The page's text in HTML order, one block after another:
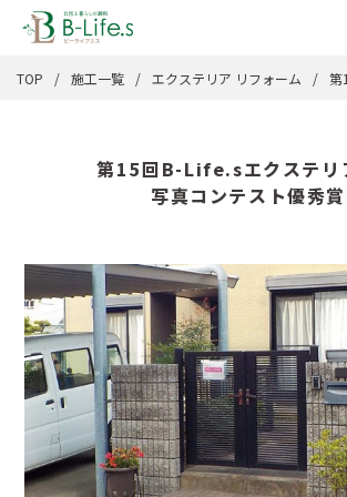
TOP 施工一覧 エクステリア リフォーム 第
第15回B-Life.sエクステリ
写真コンテスト優秀賞